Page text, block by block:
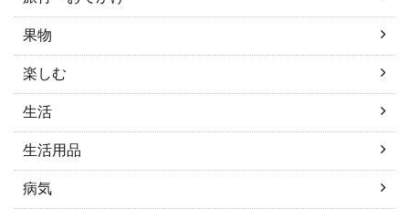
果物
楽しむ
生活
生活用品
病気